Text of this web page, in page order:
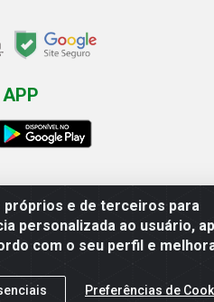
e de terceiros para
personalizada ao usuário,
com o seu perfil e
Preferências de
Distribuidora LTDA - Avenida